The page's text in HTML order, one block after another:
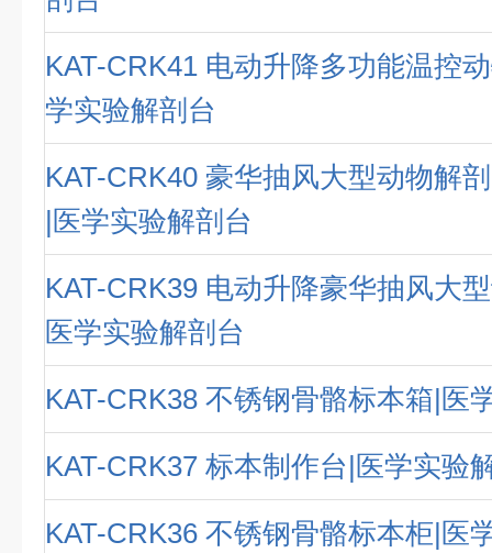
KAT-CRK41 电动升降多功能温控
学实验解剖台
KAT-CRK40 豪华抽风大型动物解
|医学实验解剖台
KAT-CRK39 电动升降豪华抽风大
医学实验解剖台
KAT-CRK38 不锈钢骨骼标本箱|医
KAT-CRK37 标本制作台|医学实验
KAT-CRK36 不锈钢骨骼标本柜|医